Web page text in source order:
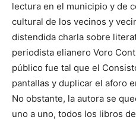
lectura en el municipio y de
cultural de los vecinos y
distendida charla sobre
periodista elianero Voro
público fue tal que el
pantallas y duplicar el aforo
No obstante, la autora se
uno a uno, todos los libros